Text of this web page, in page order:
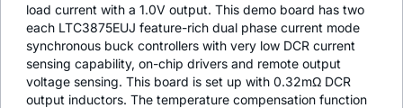
load current with a 1.0V output. This demo board has two
each LTC3875EUJ feature-rich dual phase current mode
synchronous buck controllers with very low DCR current
sensing capability, on-chip drivers and remote output
voltage sensing. This board is set up with 0.32mΩ DCR
output inductors. The temperature compensation function